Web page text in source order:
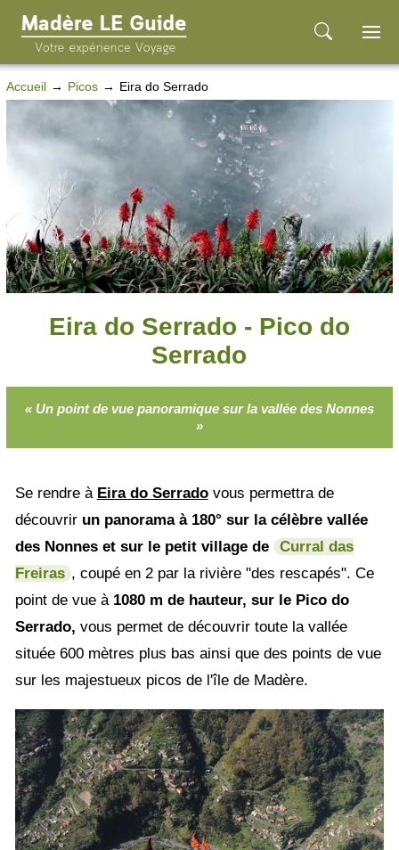
Accueil Picos Eira do Serrado
Eira do Serrado - Pico do
Serrado
« Un point de vue panoramique sur la vallée des Nonnes
»
Se rendre à Eira do Serradovous permettra de
découvrir un panorama à 180° sur la célèbre vallée
des Nonnes et sur le petit village de
Curral das
Freiras , coupé en 2 par la rivière "des rescapés". Ce
point de vue à 1080 m de hauteur, sur le Pico do
Serrado, vous permet de découvrir toute la vallée
située 600 mètres plus bas ainsi que des points de vue
sur les majestueux picos de l'île de Madère.